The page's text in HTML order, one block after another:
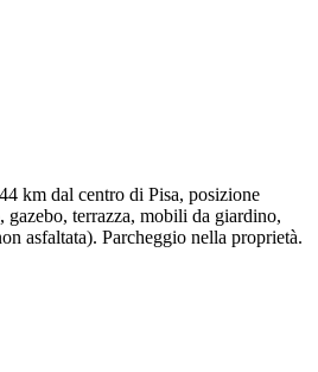
km dal centro di Pisa, posizione
terrazza, mobili da giardino,
asfaltata). Parcheggio nella proprietà.